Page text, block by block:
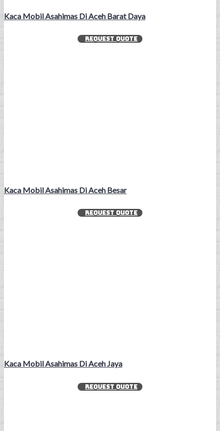
Kaca Mobil Asahimas Di Aceh Barat Daya
REQUEST QUOTE
Kaca Mobil Asahimas Di Aceh Besar
REQUEST QUOTE
Kaca Mobil Asahimas Di Aceh Jaya
REQUEST QUOTE